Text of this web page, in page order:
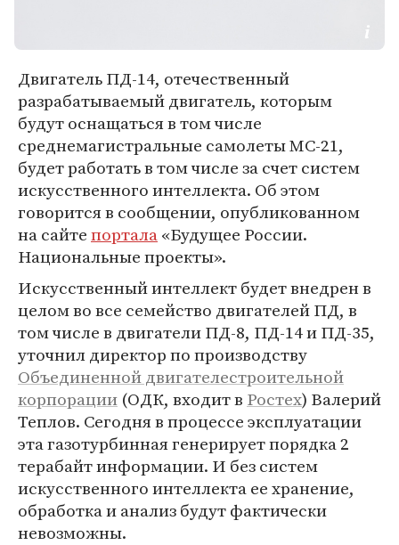
Двигатель ПД-14, отечественный
разрабатываемый двигатель, которым
будут оснащаться в том числе
среднемагистральные самолеты МС-21,
будет работать в том числе за счет систем
искусственного интеллекта. Об этом
говорится в сообщении, опубликованном
на сайтепортала«Будущее России.
Национальные проекты».
Искусственный интеллект будет внедрен в
целом во все семейство двигателей ПД, в
том числе в двигатели ПД-8, ПД-14 и ПД-35,
уточнил директор по производству
Объединенной двигателестроительной
корпорации (ОДК, входит в Ростех) Валерий
Теплов. Сегодня в процессе эксплуатации
эта газотурбинная генерирует порядка 2
терабайт информации. И без систем
искусственного интеллекта ее хранение,
обработка и анализ будут фактически
невозможны.